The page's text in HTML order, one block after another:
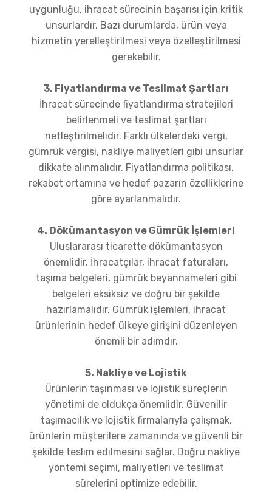
uygunluğu, ihracat sürecinin başarısı için kritik
unsurlardır. Bazı durumlarda, ürün veya
hizmetin yerelleştirilmesi veya özelleştirilmesi
gerekebilir.
3. Fiyatlandırma ve Teslimat Şartları
İhracat sürecinde fiyatlandırma stratejileri
belirlenmeli ve teslimat şartları
netleştirilmelidir. Farklı ülkelerdeki vergi,
gümrük vergisi, nakliye maliyetleri gibi unsurlar
dikkate alınmalıdır. Fiyatlandırma politikası,
rekabet ortamına ve hedef pazarın özelliklerine
göre ayarlanmalıdır.
4. Dökümantasyon ve Gümrük İşlemleri
Uluslararası ticarette dökümantasyon
önemlidir. İhracatçılar, ihracat faturaları,
taşıma belgeleri, gümrük beyannameleri gibi
belgeleri eksiksiz ve doğru bir şekilde
hazırlamalıdır. Gümrük işlemleri, ihracat
ürünlerinin hedef ülkeye girişini düzenleyen
önemli bir adımdır.
5. Nakliye ve Lojistik
Ürünlerin taşınması ve lojistik süreçlerin
yönetimi de oldukça önemlidir. Güvenilir
taşımacılık ve lojistik firmalarıyla çalışmak,
ürünlerin müşterilere zamanında ve güvenli bir
şekilde teslim edilmesini sağlar. Doğru nakliye
yöntemi seçimi, maliyetleri ve teslimat
sürelerini optimize edebilir.